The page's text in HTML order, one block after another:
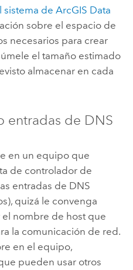
sistema de ArcGIS Data
sobre el espacio de
necesarios para crear
el tamaño estimado
almacenar en cada
entradas de DNS
en un equipo que
de controlador de
entradas de DNS
quizá le convenga
nombre de host que
la comunicación de red.
en el equipo,
pueden usar otros